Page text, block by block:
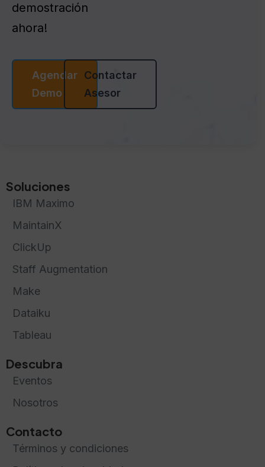
demostración
ahora!
Agendar
Demo
Contactar
Asesor
Soluciones
IBM Maximo
MaintainX
ClickUp
Staff Augmentation
Make
Dataiku
Tableau
Descubra
Eventos
Nosotros
Contacto
Términos y condiciones